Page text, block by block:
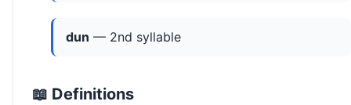
dun — 2nd syllable
📖 Definitions